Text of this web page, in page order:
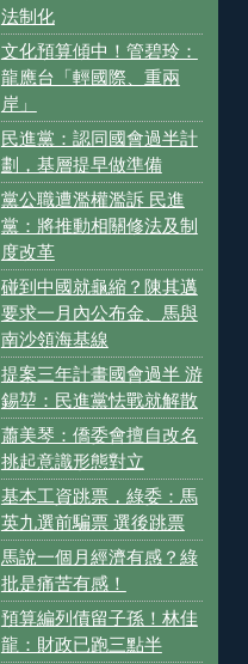
法制化
文化預算傾中！管碧玲：
龍應台「輕國際、重兩
岸」
民進黨：認同國會過半計
劃，基層提早做準備
黨公職遭濫權濫訴 民進
黨：將推動相關修法及制
度改革
碰到中國就龜縮？陳其邁
要求一月內公布金、馬與
南沙領海基線
提案三年計畫國會過半 游
錫堃：民進黨怯戰就解散
蕭美琴：僑委會擅自改名
挑起意識形態對立
基本工資跳票，綠委：馬
英九選前騙票 選後跳票
馬說一個月經濟有感？綠
批是痛苦有感！
預算編列債留子孫！林佳
龍：財政已跑三點半